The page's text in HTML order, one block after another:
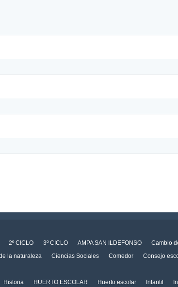
2º CICLO 3º CICLO AMPA SAN ILDEFONSO Cambio
la naturaleza
Ciencias Sociales Comedor Consejo
Historia HUERTO ESCOLAR Huerto escolar Infantil